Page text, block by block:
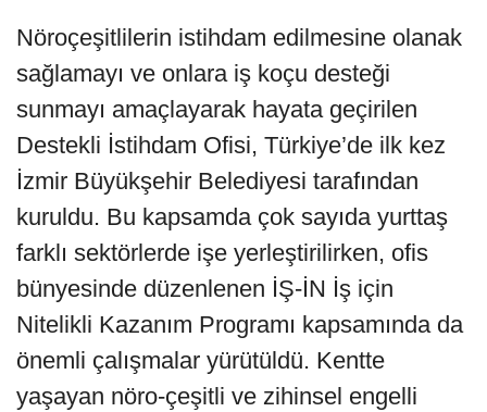
Nöroçeşitlilerin istihdam edilmesine olanak
sağlamayı ve onlara iş koçu desteği
sunmayı amaçlayarak hayata geçirilen
Destekli İstihdam Ofisi, Türkiye’de ilk kez
İzmir Büyükşehir Belediyesi tarafından
kuruldu. Bu kapsamda çok sayıda yurttaş
farklı sektörlerde işe yerleştirilirken, ofis
bünyesinde düzenlenen İŞ-İN İş için
Nitelikli Kazanım Programı kapsamında da
önemli çalışmalar yürütüldü. Kentte
yaşayan nöro-çeşitli ve zihinsel engelli